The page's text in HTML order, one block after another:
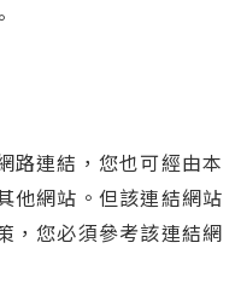
路連結，您也可經由本
他網站。但該連結網站
，您必須參考該連結網